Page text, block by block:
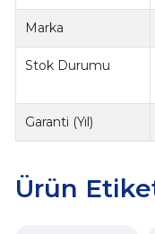
Marka
Stok Durumu
Garanti (Yıl)
Ürün